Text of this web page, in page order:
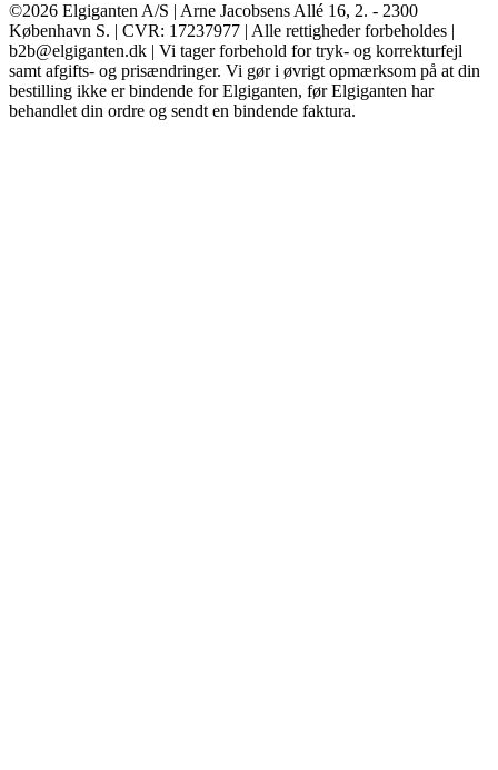
©2026 Elgiganten A/S | Arne Jacobsens Allé 16, 2. - 2300
København S. | CVR: 17237977 | Alle rettigheder forbeholdes |
b2b@elgiganten.dk | Vi tager forbehold for tryk- og korrekturfejl
samt afgifts- og prisændringer. Vi gør i øvrigt opmærksom på at din
bestilling ikke er bindende for Elgiganten, før Elgiganten har
behandlet din ordre og sendt en bindende faktura.